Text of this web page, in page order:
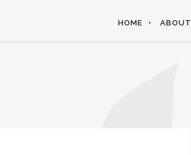
HOME ABOUT